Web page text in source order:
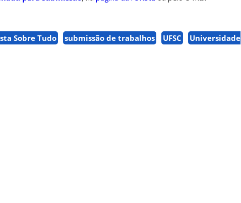
Sobre Tudo submissão de trabalhos UFSC
Universidade